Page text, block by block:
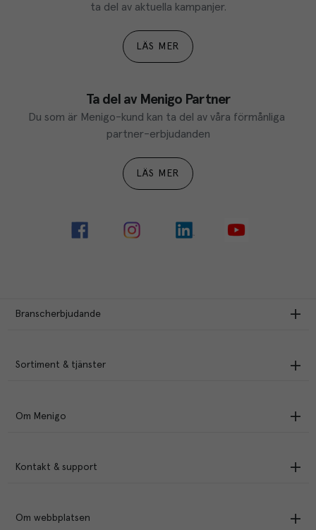
ta del av aktuella kampanjer.
LÄS MER
Ta del av Menigo Partner
Du som är Menigo-kund kan ta del av våra förmånliga
partner-erbjudanden
LÄS MER
Branscherbjudande
Sortiment & tjänster
Om Menigo
Kontakt & support
Om webbplatsen